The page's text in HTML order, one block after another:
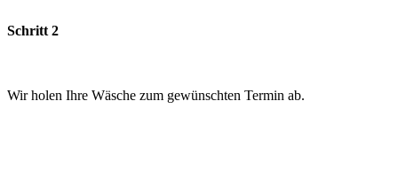
Schritt 2
Wir holen Ihre Wäsche zum gewünschten Termin ab.